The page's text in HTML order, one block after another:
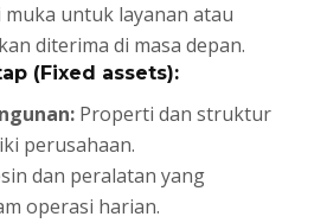
muka untuk layanan atau
diterima di masa depan.
(Fixed assets):
Properti dan struktur
perusahaan.
dan peralatan yang
operasi harian.